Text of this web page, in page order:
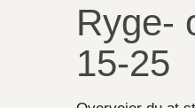
Ryge-
15-25